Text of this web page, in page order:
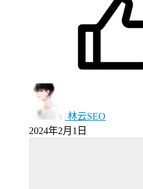
林云SEO
2024年2月1日